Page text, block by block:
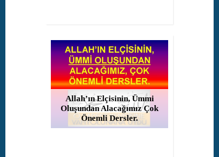
Allah’ın Elçisinin, Ümmi
Oluşundan Alacağımız Çok
Önemli Dersler.